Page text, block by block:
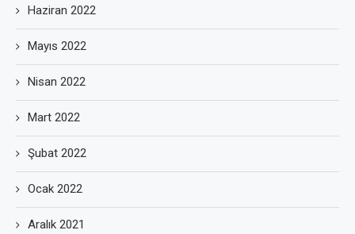
Haziran 2022
Mayıs 2022
Nisan 2022
Mart 2022
Şubat 2022
Ocak 2022
Aralık 2021